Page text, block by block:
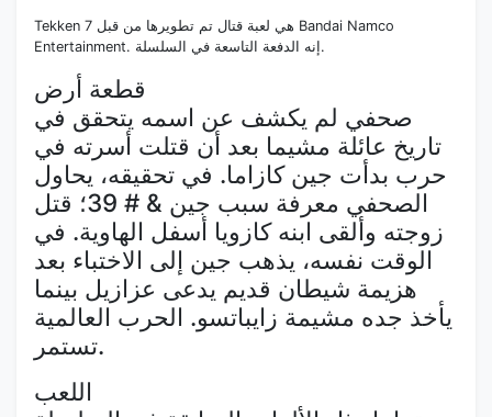
Tekken 7 هي لعبة قتال تم تطويرها من قبل Bandai Namco
Entertainment. إنه الدفعة التاسعة في السلسلة.
قطعة أرض
صحفي لم يكشف عن اسمه يتحقق في
تاريخ عائلة مشيما بعد أن قتلت أسرته في
حرب بدأت جين كازاما. في تحقيقه، يحاول
الصحفي معرفة سبب جين & # 39؛ قتل
زوجته وألقى ابنه كازويا أسفل الهاوية. في
الوقت نفسه، يذهب جين إلى الاختباء بعد
هزيمة شيطان قديم يدعى عزازيل بينما
يأخذ جده مشيمة زايباتسو. الحرب العالمية
تستمر.
اللعب